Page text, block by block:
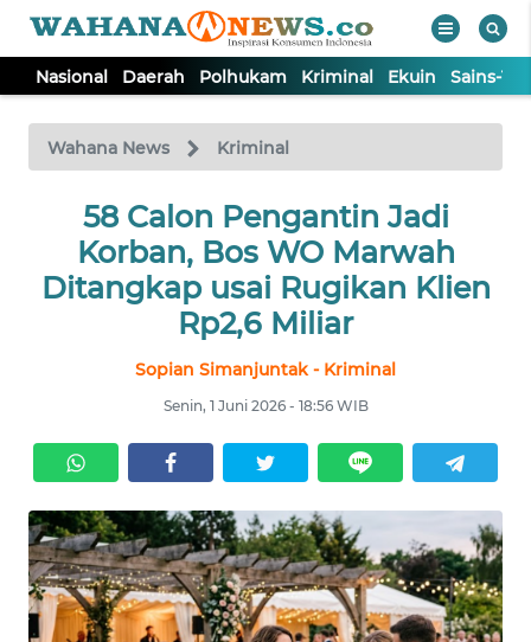
Nasional Daerah Polhukam Kriminal Ekuin Sains-
Wahana News Kriminal
58 Calon Pengantin Jadi
Korban, Bos WO Marwah
Ditangkap usai Rugikan Klien
Rp2,6 Miliar
Sopian Simanjuntak - Kriminal
Senin, 1 Juni 2026 - 18:56 WIB
TV
Tutup
NASIONAL
DAERAH
EKUIN
SAINS-TEKNO
KESEHATAN